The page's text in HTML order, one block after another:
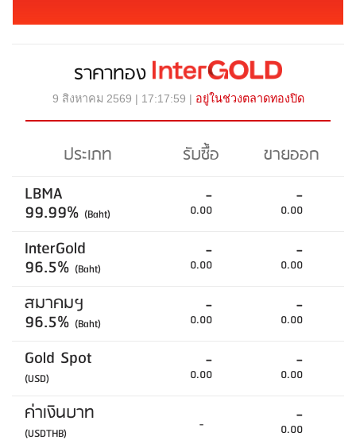
ราคาทอง
9 สิงหาคม 2569 | 17:17:59 | อยู่ในช่วงตลาดทองปิด
ประเภท รับซื้อ
ขายออก
LBMA
99.99% (Baht)
-
0.00
-
0.00
InterGold
96.5% (Baht)
-
0.00
-
0.00
สมาคมฯ
96.5% (Baht)
-
0.00
-
0.00
Gold Spot
(USD)
-
0.00
-
0.00
ค่าเงินบาท
(USDTHB) - -
0.00